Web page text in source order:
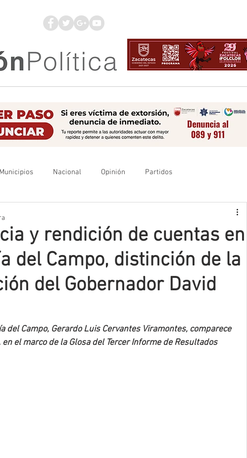
Municipios Nacional Opinión Partidos
y rendición de cuentas en
del Campo, distinción de la
del Gobernador David
del Campo, Gerardo Luis Cervantes Viramontes, comparece
el marco de la Glosa del Tercer Informe de Resultados